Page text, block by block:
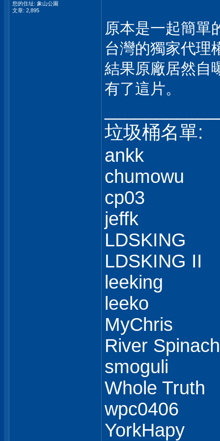
您的住址: 象山公園
文章: 2,895
原本是一起簡單
台灣的獨家代理
結果原廠居然自
有了這片。
垃圾桶名單:
ankk
chumowu
cp03
jeffk
LDSKING
LDSKING II
leeking
leeko
MyChris
River Spinach
smoguli
Whole Truth
wpc0406
YorkHapy